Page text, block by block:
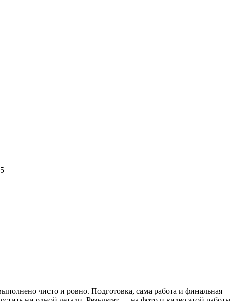
чисто и ровно. Подготовка, сама работа и финальная